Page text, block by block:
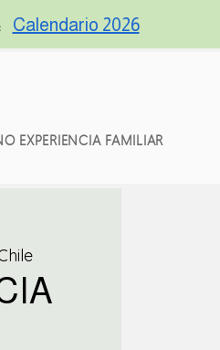
Calendario 2026
EXPERIENCIA FAMILIAR